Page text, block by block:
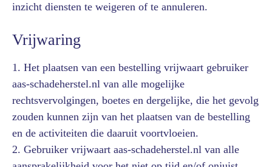
inzicht diensten te weigeren of te annuleren.
Vrijwaring
1. Het plaatsen van een bestelling vrijwaart gebruiker
aas-schadeherstel.nl van alle mogelijke
rechtsvervolgingen, boetes en dergelijke, die het gevolg
zouden kunnen zijn van het plaatsen van de bestelling
en de activiteiten die daaruit voortvloeien.
2. Gebruiker vrijwaart aas-schadeherstel.nl van alle